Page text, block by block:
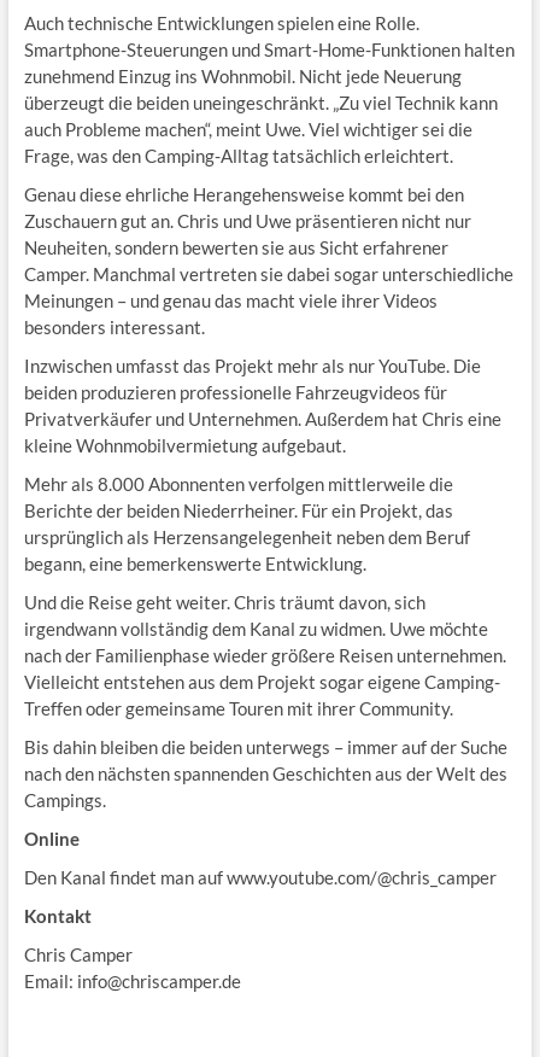
Auch technische Entwicklungen spielen eine Rolle.
Smartphone-Steuerungen und Smart-Home-Funktionen halten
zunehmend Einzug ins Wohnmobil. Nicht jede Neuerung
überzeugt die beiden uneingeschränkt. „Zu viel Technik kann
auch Probleme machen“, meint Uwe. Viel wichtiger sei die
Frage, was den Camping-Alltag tatsächlich erleichtert.
Genau diese ehrliche Herangehensweise kommt bei den
Zuschauern gut an. Chris und Uwe präsentieren nicht nur
Neuheiten, sondern bewerten sie aus Sicht erfahrener
Camper. Manchmal vertreten sie dabei sogar unterschiedliche
Meinungen – und genau das macht viele ihrer Videos
besonders interessant.
Inzwischen umfasst das Projekt mehr als nur YouTube. Die
beiden produzieren professionelle Fahrzeugvideos für
Privatverkäufer und Unternehmen. Außerdem hat Chris eine
kleine Wohnmobilvermietung aufgebaut.
Mehr als 8.000 Abonnenten verfolgen mittlerweile die
Berichte der beiden Niederrheiner. Für ein Projekt, das
ursprünglich als Herzensangelegenheit neben dem Beruf
begann, eine bemerkenswerte Entwicklung.
Und die Reise geht weiter. Chris träumt davon, sich
irgendwann vollständig dem Kanal zu widmen. Uwe möchte
nach der Familienphase wieder größere Reisen unternehmen.
Vielleicht entstehen aus dem Projekt sogar eigene Camping-
Treffen oder gemeinsame Touren mit ihrer Community.
Bis dahin bleiben die beiden unterwegs – immer auf der Suche
nach den nächsten spannenden Geschichten aus der Welt des
Campings.
Online
Den Kanal findet man auf www.youtube.com/@chris_camper
Kontakt
Chris Camper
Email: info@chriscamper.de